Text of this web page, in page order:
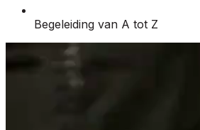
Begeleiding van A tot Z